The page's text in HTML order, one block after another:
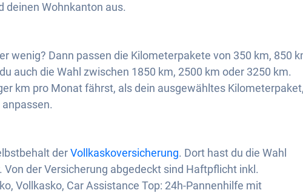
deinen Wohnkanton aus.
wenig? Dann passen die Kilometerpakete von 350 km, 850
auch die Wahl zwischen 1850 km, 2500 km oder 3250 km.
km pro Monat fährst, als dein ausgewähltes Kilometerpaket,
derVollkaskoversicherung. Dort hast du die Wahl
Von der Versicherung abgedeckt sind Haftpflicht inkl.
Vollkasko, Car Assistance Top: 24h-Pannenhilfe mit